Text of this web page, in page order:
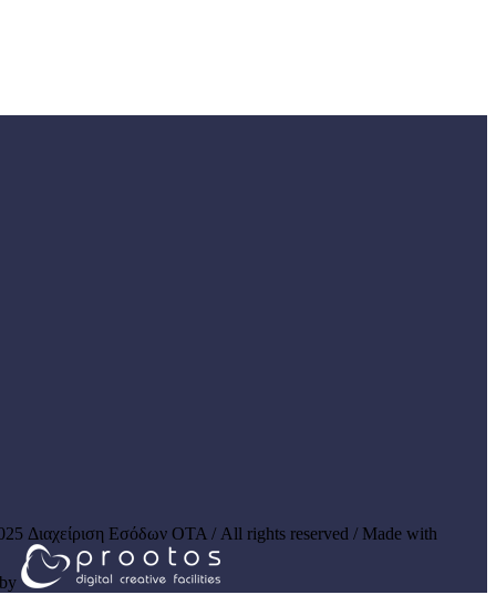
Διαχείριση Εσόδων ΟΤΑ / All rights reserved / Made with